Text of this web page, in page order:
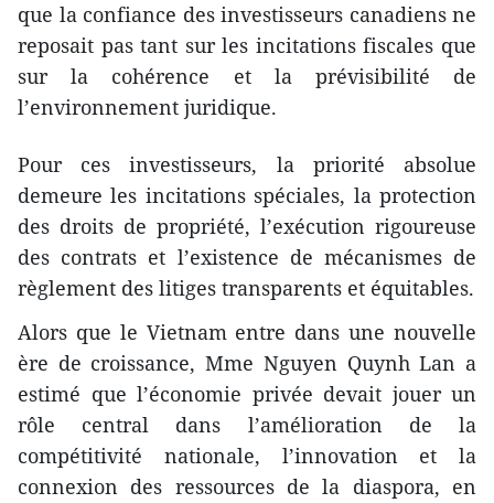
que la confiance des investisseurs canadiens ne
reposait pas tant sur les incitations fiscales que
sur la cohérence et la prévisibilité de
l’environnement juridique.
​Pour ces investisseurs, la priorité absolue
demeure les incitations spéciales, la protection
des droits de propriété, l’exécution rigoureuse
des contrats et l’existence de mécanismes de
règlement des litiges transparents et équitables.
​Alors que le Vietnam entre dans une nouvelle
ère de croissance, Mme Nguyen Quynh Lan a
estimé que l’économie privée devait jouer un
rôle central dans l’amélioration de la
compétitivité nationale, l’innovation et la
connexion des ressources de la diaspora, en